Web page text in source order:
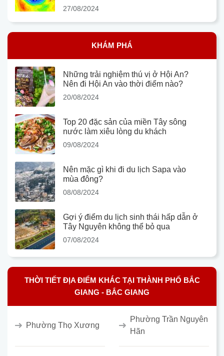
27/08/2024
KHÁM PHÁ
Những trải nghiệm thú vị ở Hội An?
Nên đi Hội An vào thời điểm nào?
20/08/2024
Top 20 đặc sản của miền Tây sông
nước làm xiêu lòng du khách
09/08/2024
Nên mặc gì khi đi du lịch Sapa vào
mùa đông?
08/08/2024
Gợi ý điểm du lịch sinh thái hấp dẫn ở
Tây Nguyên không thể bỏ qua
07/08/2024
THỜI TIẾT ĐỊA ĐIỂM KHÁC TẠI THÀNH PHỐ BẮC
GIANG - BẮC GIANG
Phường Thọ Xương
Phường Trần Nguyên
Hãn